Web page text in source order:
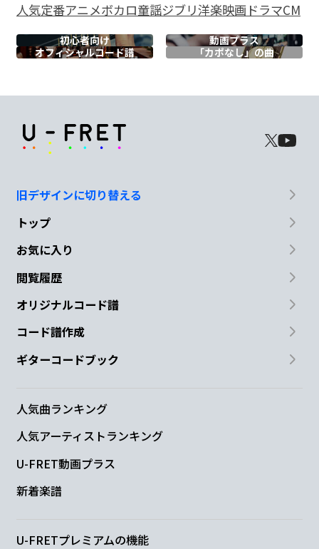
人気定番アニメボカロ童謡ジブリ洋楽映画ドラマCM
初心者向け
動画プラス
オフィシャルコード譜 「カポなし」の曲
旧デザインに切り替える
トップ
お気に入り
閲覧履歴
オリジナルコード譜
コード譜作成
ギターコードブック
人気曲ランキング
人気アーティストランキング
U-FRET動画プラス
新着楽譜
U-FRETプレミアムの機能